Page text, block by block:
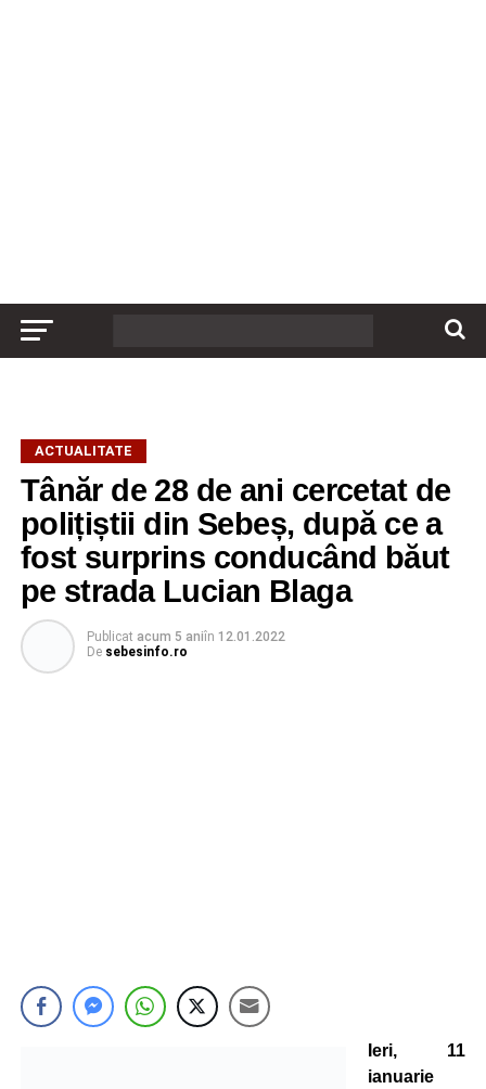
ACTUALITATE
Tânăr de 28 de ani cercetat de
polițiștii din Sebeș, după ce a
fost surprins conducând băut
pe strada Lucian Blaga
Publicat acum 5 aniîn 12.01.2022
De sebesinfo.ro
Ieri, 11
ianuarie